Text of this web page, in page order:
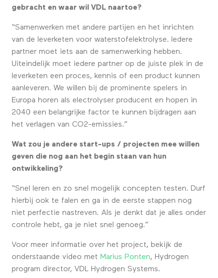
gebracht en waar wil VDL naartoe?
“Samenwerken met andere partijen en het inrichten
van de leverketen voor waterstofelektrolyse. Iedere
partner moet iets aan de samenwerking hebben.
Uiteindelijk moet iedere partner op de juiste plek in de
leverketen een proces, kennis of een product kunnen
aanleveren. We willen bij de prominente spelers in
Europa horen als electrolyser producent en hopen in
2040 een belangrijke factor te kunnen bijdragen aan
het verlagen van CO2-emissies.”
Wat zou je andere start-ups / projecten mee willen
geven die nog aan het begin staan van hun
ontwikkeling?
“Snel leren en zo snel mogelijk concepten testen. Durf
hierbij ook te falen en ga in de eerste stappen nog
niet perfectie nastreven. Als je denkt dat je alles onder
controle hebt, ga je niet snel genoeg.”
Voor meer informatie over het project, bekijk de
onderstaande video met Marius Ponten, Hydrogen
program director, VDL Hydrogen Systems.